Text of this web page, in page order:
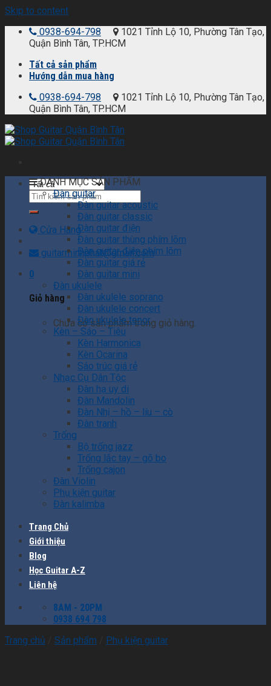
Skip to content
0938-694-798
1021 Tỉnh Lộ 10, Phường Tân Tạo,
Quận Bình Tân, TP.HCM
Tất cả sản phẩm
Hướng dẫn mua hàng
0938-694-798
1021 Tỉnh Lộ 10, Phường Tân Tạo,
Quận Bình Tân, TP.HCM
Cửa Hàng
guitarminhphat@gmail.com
0
Giỏ hàng
Chưa có sản phẩm trong giỏ hàng.
DANH MỤC SẢN PHẨM
Đàn guitar
Đàn guitar acoustic
Đàn guitar classic
Đàn guitar điện
Đàn guitar thùng phím lõm
Đàn guitar điện phím lõm
Đàn guitar giá rẻ
Đàn guitar mini
Đàn ukulele
Đàn ukulele soprano
Đàn ukulele concert
Đàn ukulele tenor
Kèn – Sáo – Tiêu
Kèn Harmonica
Kèn Ocarina
Sáo trúc giá rẻ
Nhạc Cụ Dân Tộc
Đàn hạ uy di
Đàn Mandolin
Đàn Nhị – hồ – líu – cò
Đàn tranh
Trống
Bộ trống jazz
Trống lắc tay – gõ bo
Trống cajon
Đàn Violin
Phụ kiện guitar
Đàn kalimba
Trang Chủ
Giới thiệu
Blog
Học Guitar A-Z
Liên hệ
8AM - 20PM
0938 694 798
Trang chủ
Sản phẩm Phụ kiện guitar